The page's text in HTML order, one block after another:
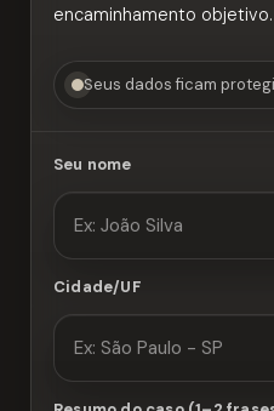
encaminhamento objetivo.
Seus dados ficam
Seu nome
Cidade/UF